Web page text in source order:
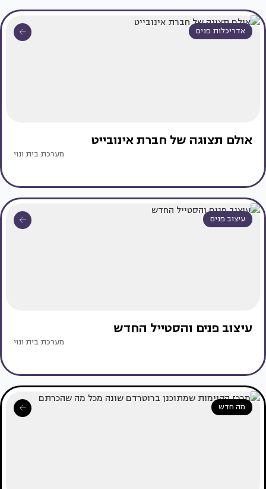
אדריכלות פנים
אולם תצוגה של חברת אינובייט
מערכת בית ונוי
עיצוב פנים
עיצוב פנים והסטייל החדש
מערכת בית ונוי
מה חדש